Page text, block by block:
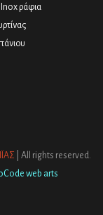
Inox ράφια
| All rights reserved.
web arts